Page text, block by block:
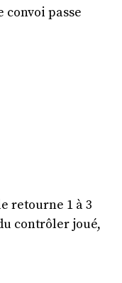
convoi passe
retourne 1 à 3
contrôler joué,